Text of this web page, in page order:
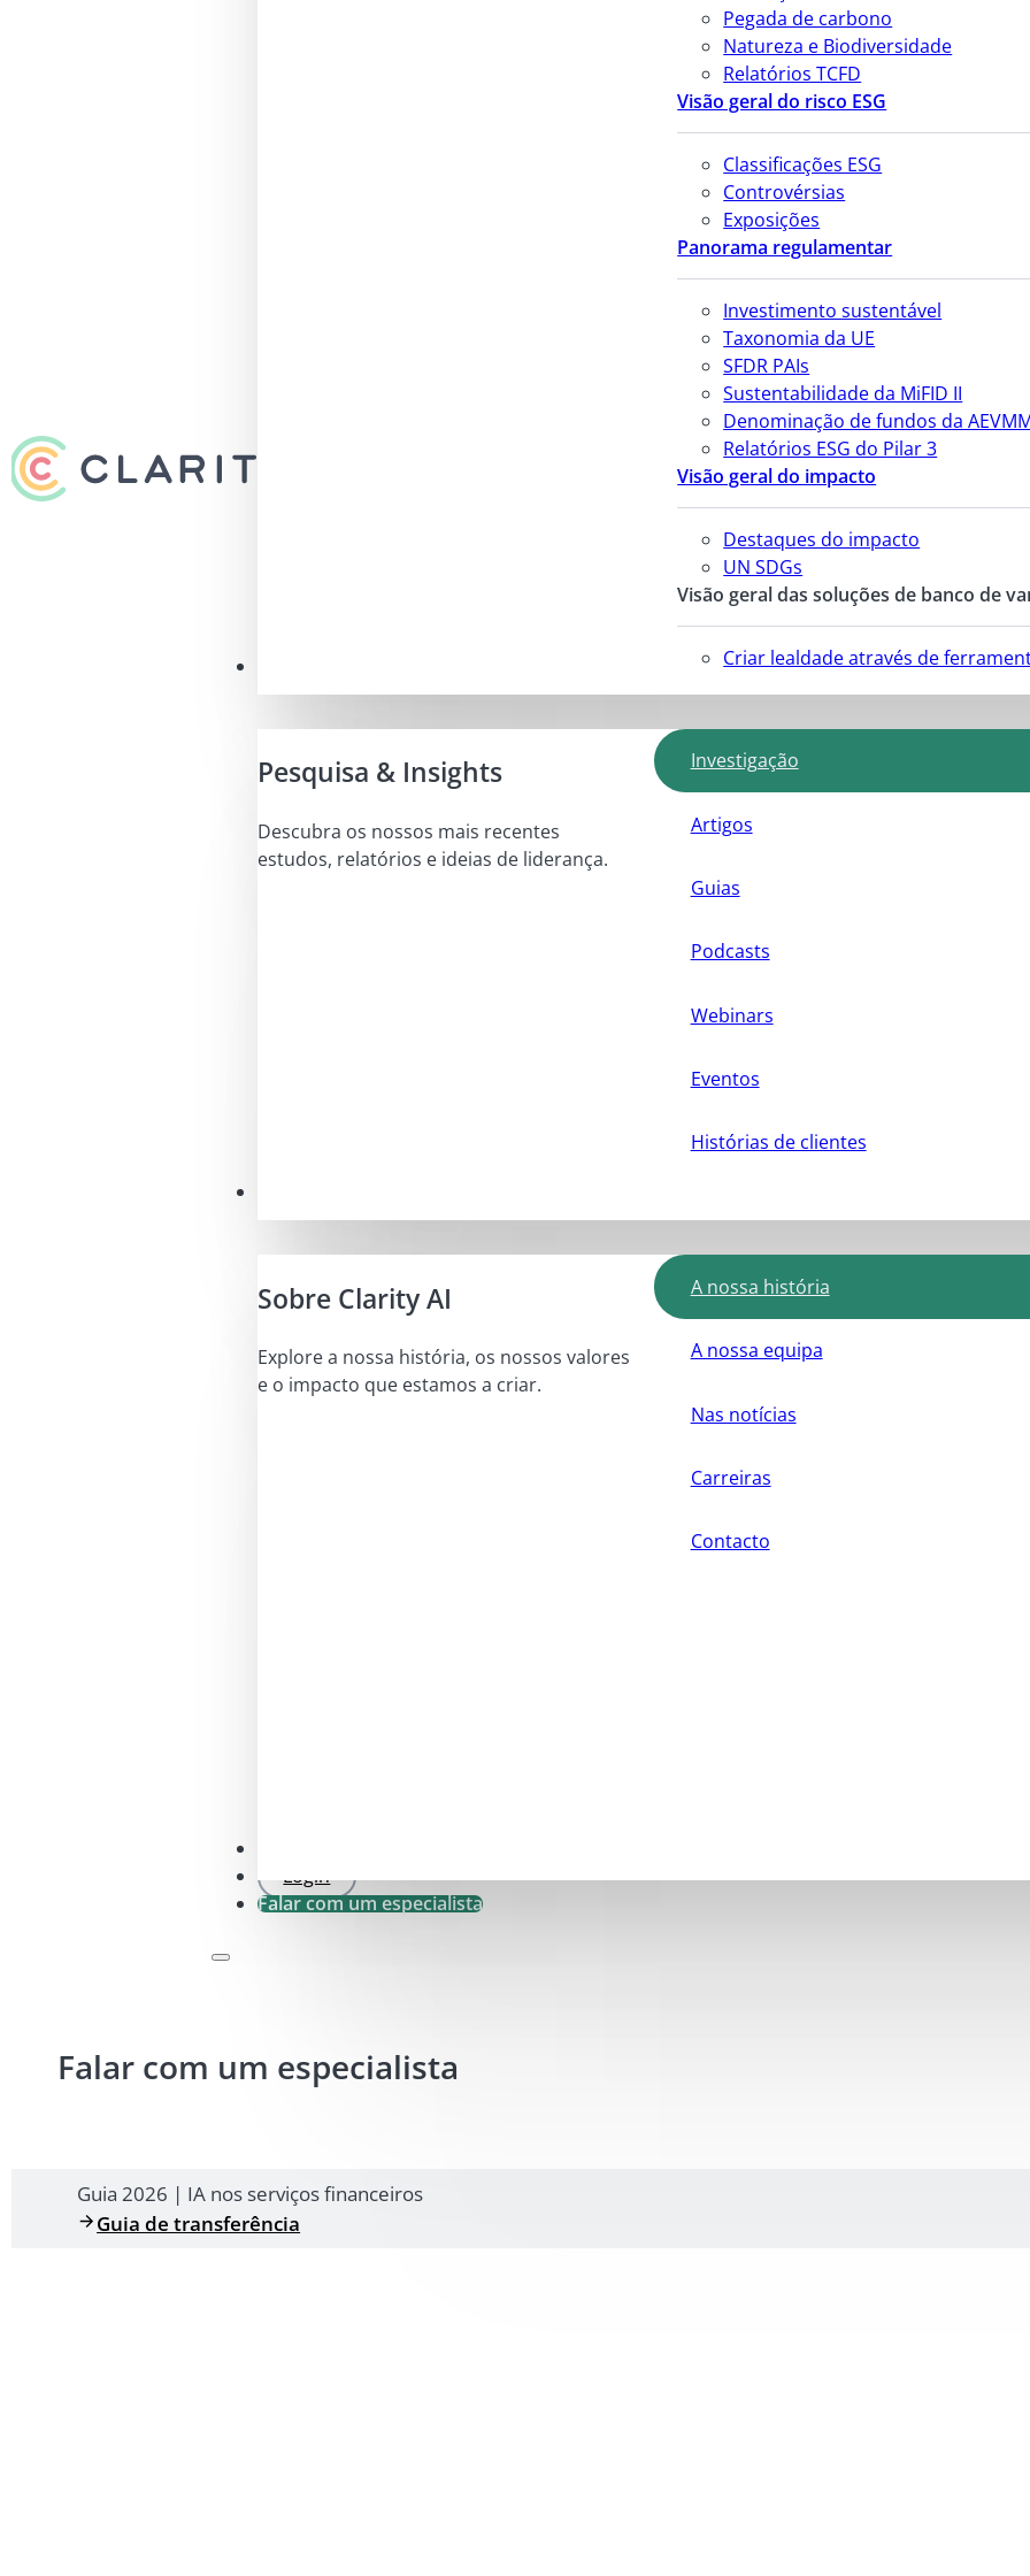
Pegada de carbono
Natureza e Biodiversidade
Relatórios TCFD
Visão geral do risco ESG
Classificações ESG
Controvérsias
Exposições
Panorama regulamentar
Investimento sustentável
Taxonomia da UE
SFDR PAIs
Sustentabilidade da MiFID II
Denominação de fundos da
Relatórios ESG do Pilar 3
Visão geral do impacto
Destaques do impacto
UN SDGs
Visão geral das soluções de banco de
Criar lealdade através de
Pesquisa & Insights
Descubra os nossos mais recentes
estudos, relatórios e ideias de liderança.
Investigação
Artigos
Guias
Podcasts
Webinars
Eventos
Histórias de clientes
Sobre Clarity AI
Explore a nossa história, os nossos valores
e o impacto que estamos a criar.
A nossa história
A nossa equipa
Nas notícias
Carreiras
Contacto
Login
Falar com um especialista
Falar com um especialista
Guia 2026 | IA nos serviços financeiros
Guia de transferência